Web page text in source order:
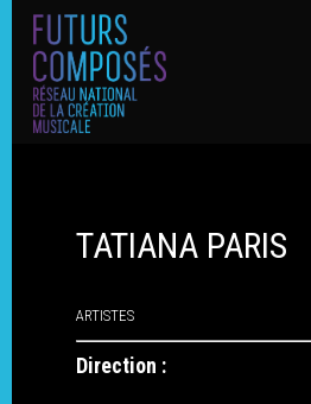
TATIANA PARIS
ARTISTES
Direction :